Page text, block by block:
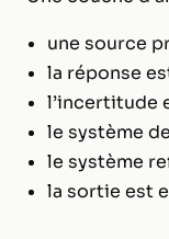
une source
la réponse
l’incertitude
le système
le système
la sortie est